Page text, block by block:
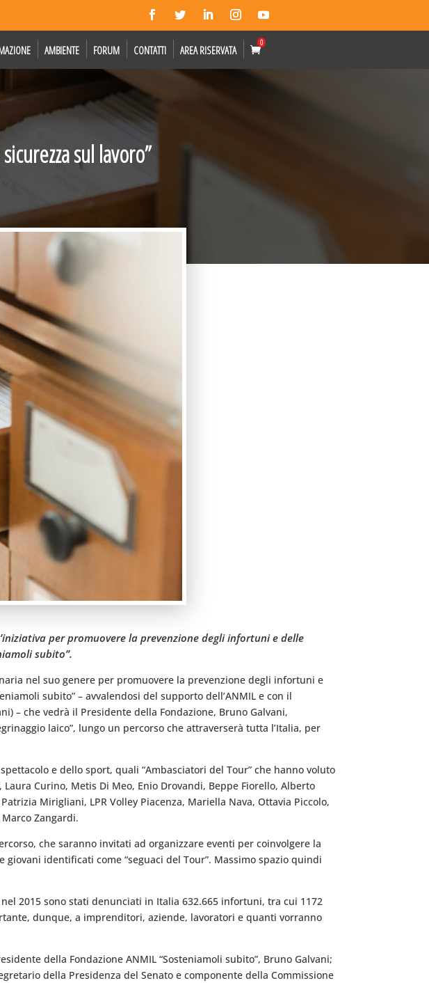
AMBIENTE FORUM CONTATTI AREA RISERVATA
0
sul lavoro”
per promuovere la prevenzione degli infortuni e delle
subito”.
nel suo genere per promuovere la prevenzione degli infortuni e
subito” – avvalendosi del supporto dell’ANMIL e con il
– che vedrà il Presidente della Fondazione, Bruno Galvani,
laico”, lungo un percorso che attraverserà tutta l’Italia, per
e dello sport, quali “Ambasciatori del Tour” che hanno voluto
Curino, Metis Di Meo, Enio Drovandi, Beppe Fiorello, Alberto
Mirigliani, LPR Volley Piacenza, Mariella Nava, Ottavia Piccolo,
Zangardi.
che saranno invitati ad organizzare eventi per coinvolgere la
identificati come “seguaci del Tour”. Massimo spazio quindi
2015 sono stati denunciati in Italia 632.665 infortuni, tra cui 1172
dunque, a imprenditori, aziende, lavoratori e quanti vorranno
della Fondazione ANMIL “Sosteniamoli subito”, Bruno Galvani;
della Presidenza del Senato e componente della Commissione